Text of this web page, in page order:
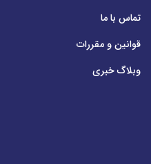
تماس با ما
قوانین و مقررات
وبلاگ خبری